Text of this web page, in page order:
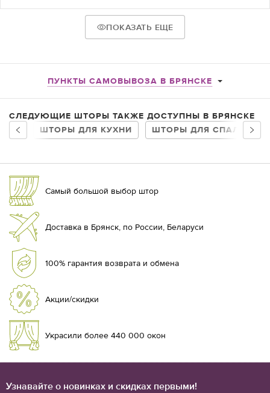
ПОКАЗАТЬ ЕЩЕ
ПУНКТЫ САМОВЫВОЗА В БРЯНСКЕ
СЛЕДУЮЩИЕ ШТОРЫ ТАКЖЕ ДОСТУПНЫ В БРЯНСКЕ
ШТОРЫ ДЛЯ КУХНИ
ШТОРЫ ДЛЯ СПАЛЬНИ
Самый большой выбор штор
Доставка в Брянск, по России, Беларуси
100% гарантия возврата и обмена
Акции/скидки
Украсили более 440 000 окон
Узнавайте о новинках и скидках первыми!